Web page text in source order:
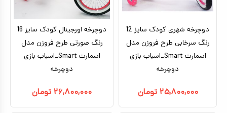
دوچرخه شهری کودک سایز 12
رنگ سرخابی طرح فروزن مدل
اسمارت Smart_اسباب بازی
دوچرخه
۲۵,۸۰۰,۰۰۰ تومان
دوچرخه اورجینال کودک سایز 16
رنگ صورتی طرح فروزن مدل
اسمارت Smart_اسباب بازی
دوچرخه
۲۶,۸۰۰,۰۰۰ تومان